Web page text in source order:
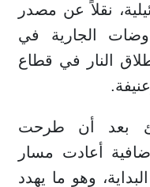
نقلاً عن مصدر
الجارية في
النار في قطاع
بعد أن طرحت
أعادت مسار
وهو ما يهدد